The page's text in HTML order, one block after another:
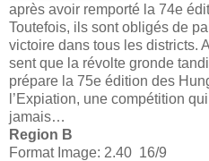
après avoir remporté la 74e
Toutefois, ils sont obligés de
victoire dans tous les districts.
sent que la révolte gronde
prépare la 75e édition des
l’Expiation, une compétition
jamais…
Region B
Format Image: 2.40 16/9